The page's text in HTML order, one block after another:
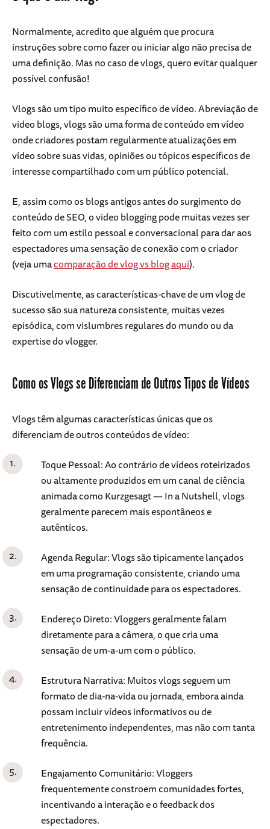
Normalmente, acredito que alguém que procura
instruções sobre como fazer ou iniciar algo não precisa de
uma definição. Mas no caso de vlogs, quero evitar qualquer
possível confusão!
Vlogs são um tipo muito específico de vídeo. Abreviação de
video blogs, vlogs são uma forma de conteúdo em vídeo
onde criadores postam regularmente atualizações em
vídeo sobre suas vidas, opiniões ou tópicos específicos de
interesse compartilhado com um público potencial.
E, assim como os blogs antigos antes do surgimento do
conteúdo de SEO, o video blogging pode muitas vezes ser
feito com um estilo pessoal e conversacional para dar aos
espectadores uma sensação de conexão com o criador
(veja umacomparação de vlog vs blog aqui).
Discutivelmente, as características-chave de um vlog de
sucesso são sua natureza consistente, muitas vezes
episódica, com vislumbres regulares do mundo ou da
expertise do vlogger.
Como os Vlogs se Diferenciam de Outros Tipos de Vídeos
Vlogs têm algumas características únicas que os
diferenciam de outros conteúdos de vídeo:
Toque Pessoal: Ao contrário de vídeos roteirizados
ou altamente produzidos em um canal de ciência
animada como Kurzgesagt — In a Nutshell, vlogs
geralmente parecem mais espontâneos e
autênticos.
Agenda Regular: Vlogs são tipicamente lançados
em uma programação consistente, criando uma
sensação de continuidade para os espectadores.
Endereço Direto: Vloggers geralmente falam
diretamente para a câmera, o que cria uma
sensação de um-a-um com o público.
Estrutura Narrativa: Muitos vlogs seguem um
formato de dia-na-vida ou jornada, embora ainda
possam incluir vídeos informativos ou de
entretenimento independentes, mas não com tanta
frequência.
Engajamento Comunitário: Vloggers
frequentemente constroem comunidades fortes,
incentivando a interação e o feedback dos
espectadores.